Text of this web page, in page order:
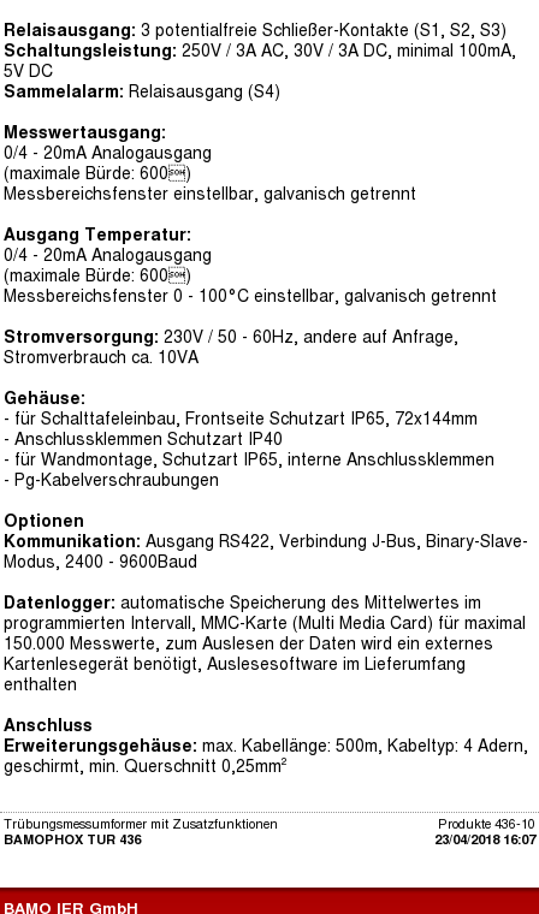
Relaisausgang: 3 potentialfreie Schließer-Kontakte (S1, S2, S3)
Schaltungsleistung: 250V / 3A AC, 30V / 3A DC, minimal 100mA,
5V DC
Sammelalarm: Relaisausgang (S4)
Messwertausgang:
0/4 - 20mA Analogausgang
(maximale Bürde: 600)
Messbereichsfenster einstellbar, galvanisch getrennt
Ausgang Temperatur:
0/4 - 20mA Analogausgang
(maximale Bürde: 600)
Messbereichsfenster 0 - 100°C einstellbar, galvanisch getrennt
Stromversorgung: 230V / 50 - 60Hz, andere auf Anfrage,
Stromverbrauch ca. 10VA
Gehäuse:
- für Schalttafeleinbau, Frontseite Schutzart IP65, 72x144mm
- Anschlussklemmen Schutzart IP40
- für Wandmontage, Schutzart IP65, interne Anschlussklemmen
- Pg-Kabelverschraubungen
Optionen
Kommunikation: Ausgang RS422, Verbindung J-Bus, Binary-Slave-
Modus, 2400 - 9600Baud
Datenlogger: automatische Speicherung des Mittelwertes im
programmierten Intervall, MMC-Karte (Multi Media Card) für maximal
150.000 Messwerte, zum Auslesen der Daten wird ein externes
Kartenlesegerät benötigt, Auslesesoftware im Lieferumfang
enthalten
Anschluss
Erweiterungsgehäuse: max. Kabellänge: 500m, Kabeltyp: 4 Adern,
geschirmt, min. Querschnitt 0,25mm²
Produkte 436-10
23/04/2018 16:07
Trübungsmessumformer mit Zusatzfunktionen
BAMOPHOX TUR 436
BAMO IER GmbH